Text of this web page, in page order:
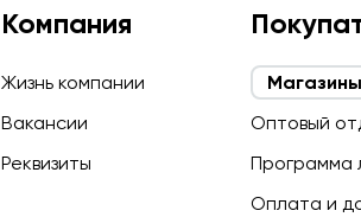
Компания
Жизнь компании
Вакансии
Реквизиты
Магазины
Оптовый
Программа
Оплата и